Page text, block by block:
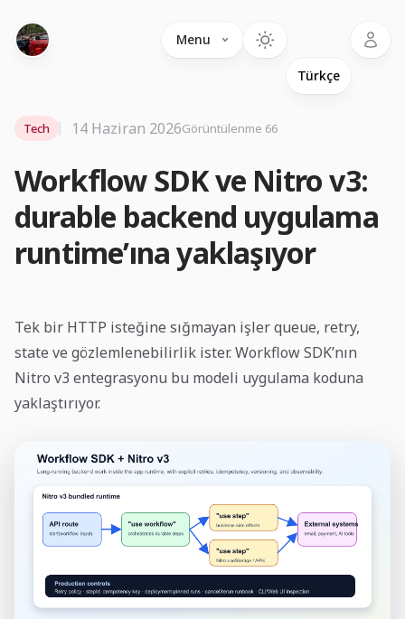
Menu
Workflow SDK ve Nitro v3:
durable backend uygulama
runtime’ına yaklaşıyor
Tech 14 Haziran 2026Görüntülenme 66
Tek bir HTTP isteğine sığmayan işler queue, retry,
state ve gözlemlenebilirlik ister. Workflow SDK’nın
Nitro v3 entegrasyonu bu modeli uygulama koduna
yaklaştırıyor.